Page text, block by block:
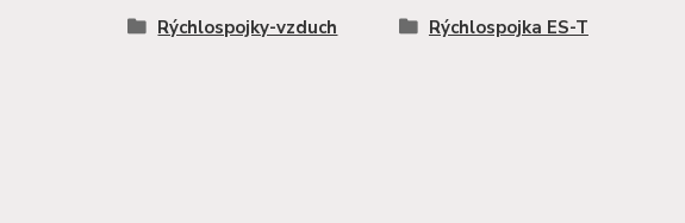
Rýchlospojky-vzduch Rýchlospojka ES-T